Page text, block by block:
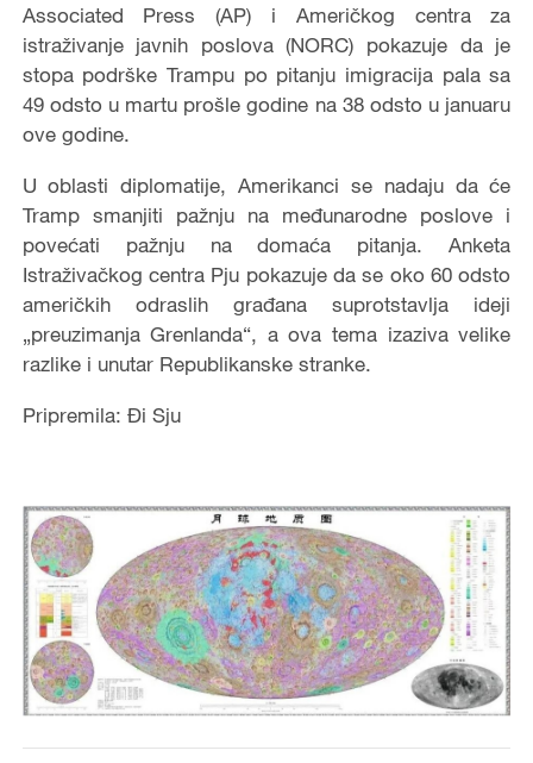
Associated Press (AP) i Američkog centra za
istraživanje javnih poslova (NORC) pokazuje da je
stopa podrške Trampu po pitanju imigracija pala sa
49 odsto u martu prošle godine na 38 odsto u januaru
ove godine.
U oblasti diplomatije, Amerikanci se nadaju da će
Tramp smanjiti pažnju na međunarodne poslove i
povećati pažnju na domaća pitanja. Anketa
Istraživačkog centra Pju pokazuje da se oko 60 odsto
američkih odraslih građana suprotstavlja ideji
„preuzimanja Grenlanda“, a ova tema izaziva velike
razlike i unutar Republikanske stranke.
Pripremila: Đi Sju